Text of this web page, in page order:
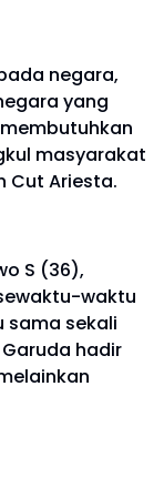
negara,
yang
masyarakat
Cut Ariesta.
S (36),
waktu
sama sekali
hadir